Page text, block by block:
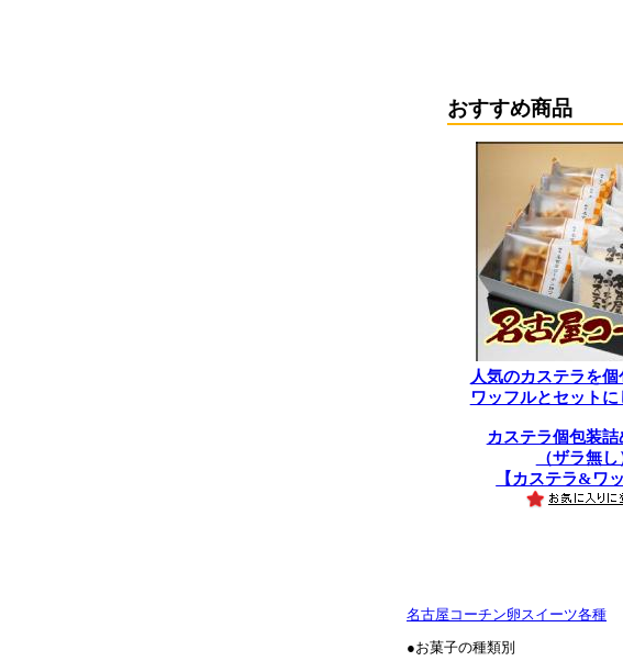
おすすめ商品
人気のカステラを
ワッフルとセットに
カステラ個包装
（ザラ無し
【カステラ&ワ
名古屋コーチン卵スイーツ各種
●お菓子の種類別